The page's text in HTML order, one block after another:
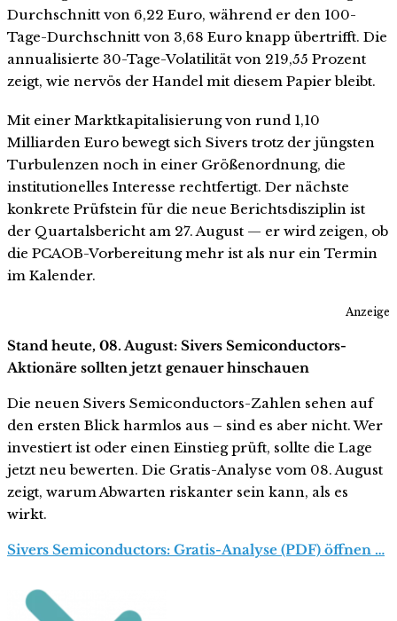
Durchschnitt von 6,22 Euro, während er den 100-
Tage-Durchschnitt von 3,68 Euro knapp übertrifft. Die
annualisierte 30-Tage-Volatilität von 219,55 Prozent
zeigt, wie nervös der Handel mit diesem Papier bleibt.
Mit einer Marktkapitalisierung von rund 1,10
Milliarden Euro bewegt sich Sivers trotz der jüngsten
Turbulenzen noch in einer Größenordnung, die
institutionelles Interesse rechtfertigt. Der nächste
konkrete Prüfstein für die neue Berichtsdisziplin ist
der Quartalsbericht am 27. August — er wird zeigen, ob
die PCAOB-Vorbereitung mehr ist als nur ein Termin
im Kalender.
Anzeige
Stand heute, 08. August: Sivers Semiconductors-
Aktionäre sollten jetzt genauer hinschauen
Die neuen Sivers Semiconductors-Zahlen sehen auf
den ersten Blick harmlos aus – sind es aber nicht. Wer
investiert ist oder einen Einstieg prüft, sollte die Lage
jetzt neu bewerten. Die Gratis-Analyse vom 08. August
zeigt, warum Abwarten riskanter sein kann, als es
wirkt.
Sivers Semiconductors: Gratis-Analyse (PDF) öffnen …